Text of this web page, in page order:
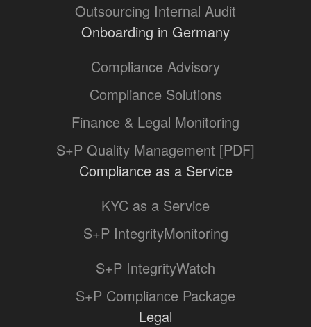
Outsourcing Internal Audit
Onboarding in Germany
Compliance Advisory
Compliance Solutions
Finance & Legal Monitoring
S+P Quality Management [PDF]
Compliance as a Service
KYC as a Service
S+P IntegrityMonitoring
S+P IntegrityWatch
S+P Compliance Package
Legal